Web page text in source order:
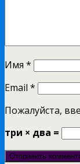
Имя *
Email *
Пожалуйста,
три × два =